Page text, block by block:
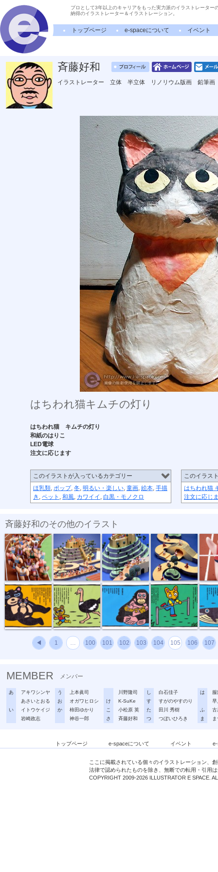
プロとして3年以上のキャリアをもった実力派のイラストレーター
納得のイラストレーター＆イラストレーション。
トップページ e-spaceについて イベント
斉藤好和
イラストレーター 立体 半立体 リノリウム版画 鉛筆画
はちわれ猫キムチの灯り
はちわれ猫 キムチの灯り
和紙のはりこ
LED電球
注文に応じます
このイラストが入っているカテゴリー
ほ乳類, ポップ, 冬, 明るい・楽しい, 童画, 絵本, 手描
き , ペット , 和風, カワイイ , 白黒・モノクロ
このイラス
はちわれ猫
注文に応じ
斉藤好和のその他のイラスト
マラソンスタ... マラソン序盤戦 マラソン中盤戦
もうすぐはる リレーのコーチ おかあさん さかあがり くじら
◀ 1 … 100 101 102 103 104 105 106 107
MEMBER メンバー
あ
アキワシンヤ
あさいとおる
い
イトウケイジ
岩崎政志
う
上本眞司
お
オガワヒロシ
か
柿田ゆかり
神谷一郎
川野隆司
け
K-SuKe
こ
小松原 英
さ
斉藤好和
し
白石佳子
す
すがのやすのり
た
田川 秀樹
つ
つぼいひろき
は
早
ふ
古
ま
トップページ e-spaceについて イベント
ここに掲載されている個々のイラストレーション、
法律で認められたものを除き、無断での転用・引用
COPYRIGHT 2009-2026 ILLUSTRATOR E SPACE.